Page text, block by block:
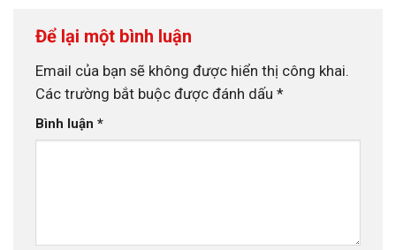
Để lại một bình luận
Email của bạn sẽ không được hiển thị công khai.
Các trường bắt buộc được đánh dấu *
Bình luận *